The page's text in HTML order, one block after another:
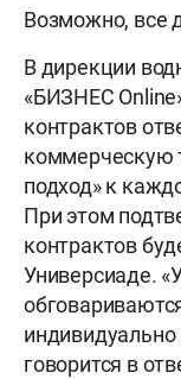
Возможно, все
В дирекции
«БИЗНЕС
контрактов
коммерческую
подход» к
При этом
контрактов
Универсиаде.
говорится в